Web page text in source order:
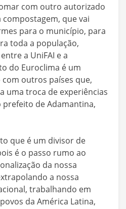
com outro autorizado
compostagem, que vai
para o município, para
toda a população,
a UniFAI e a
do Euroclima é um
outros países que,
uma troca de experiências
prefeito de Adamantina,
que é um divisor de
é o passo rumo ao
da nossa
a nossa
trabalhando em
da América Latina,